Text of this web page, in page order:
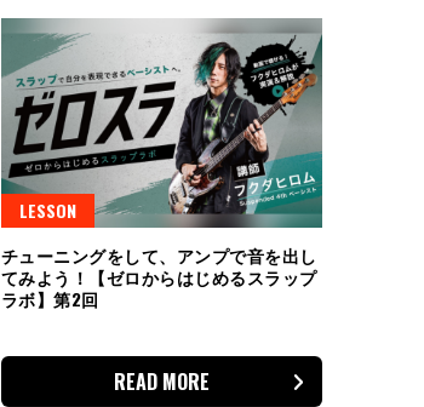
LESSON
チューニングをして、アンプで音を出し
てみよう！【ゼロからはじめるスラップ
ラボ】第2回
READ MORE